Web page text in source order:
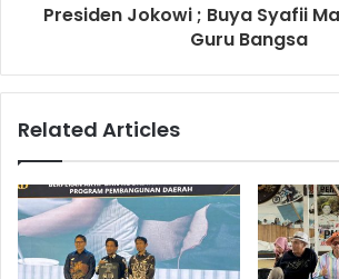
Presiden Jokowi ; Buya Syafii
Guru Bangsa
Related Articles